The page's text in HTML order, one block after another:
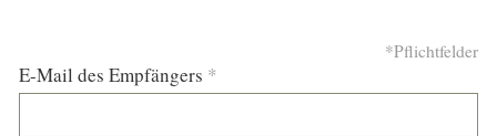
*Pflichtfelder
E-Mail des Empfängers *